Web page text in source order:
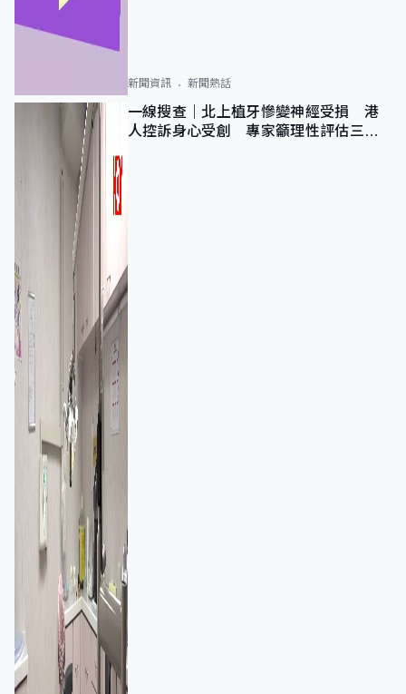
新聞資訊 新聞熱話
一線搜查｜北上植牙慘變神經受損 港
人控訴身心受創 專家籲理性評估三大